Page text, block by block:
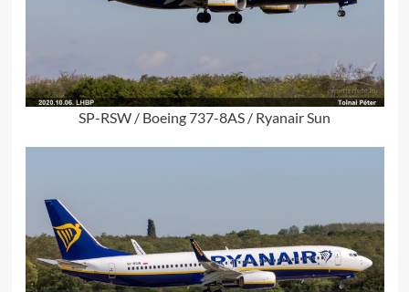
SP-RSW / Boeing 737-8AS / Ryanair Sun